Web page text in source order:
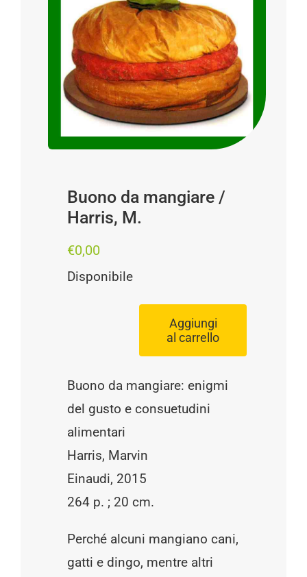
Buono da mangiare /
Harris, M.
€0,00
Disponibile
mangiare
/
Harris,
M.
quantità
Aggiungi
al carrello
Buono da mangiare: enigmi
del gusto e consuetudini
alimentari
Harris, Marvin
Einaudi, 2015
264 p. ; 20 cm.
Perché alcuni mangiano cani,
gatti e dingo, mentre altri